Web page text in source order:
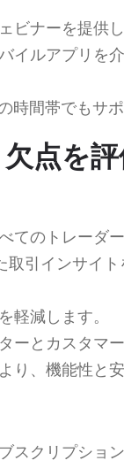
ビナーを提供
イルアプリを
時間帯でもサ
点を評
てのトレーダ
取引インサイ
軽減します。
ーとカスタマ
り、機能性と
スクリプショ